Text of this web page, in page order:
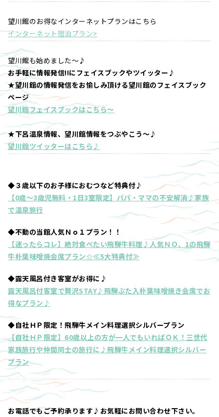
望川館のお得なインターネットプランはこちら
インターネット宿泊プラン>
望川館も始めました～♪
お手軽に情報発信!!にフェイスブックやツイッター♪
★望川館の情報発信をお愉しみ頂ける望川館のフェイスブック
ページ
望川館フェイスブックはこちら～
★下呂温泉情報、望川館情報をつぶやこう～♪
望川館ツイッターはこちら♪
◆３歳以下のお子様におむつなど特典付♪
【0歳～3歳児無料・1日3室限定】パパ・ママの不安解消♪家族
で温泉旅行
◆不動の当館人気Ｎｏ１プラン！！
【迷ったらコレ】絶対食べたい飛騨牛料理♪人気ＮＯ、1の飛騨
牛朴葉味噌焼会席プラン☆≪5大特典付≫
◆露天風呂付き客室がお得に♪
露天風呂付客室で贅沢STAY♪飛騨ぶた入朴葉味噌焼き会席でお
得なプラン♪
◆自社ＨＰ限定！飛騨牛メイン料理選択シルバープラン
【自社ＨＰ限定】60歳以上の方が一人でもいればＯＫ！三世代
家族旅行や仲間同士の旅行に♪飛騨牛メイン料理選択シルバー
プラン
お電話でもご予約承ります♪お気軽にお問い合わせ下さい。